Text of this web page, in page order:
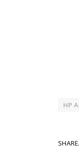
HP
SHARE.